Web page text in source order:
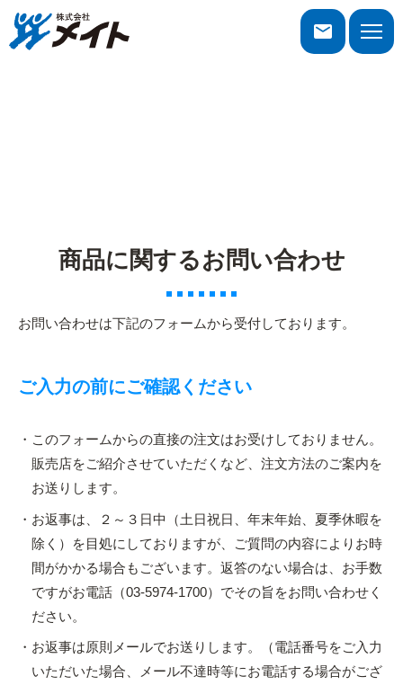
toggle
商品に関するお問い合わせ
お問い合わせは下記のフォームから受付しております。
ご入力の前にご確認ください
このフォームからの直接の注文はお受けしておりません。
販売店をご紹介させていただくなど、注文方法のご案内を
お送りします。
お返事は、２～３日中（土日祝日、年末年始、夏季休暇を
除く）を目処にしておりますが、ご質問の内容によりお時
間がかかる場合もございます。返答のない場合は、お手数
ですがお電話（03-5974-1700）でその旨をお問い合わせく
ださい。
お返事は原則メールでお送りします。（電話番号をご入力
いただいた場合、メール不達時等にお電話する場合がござ